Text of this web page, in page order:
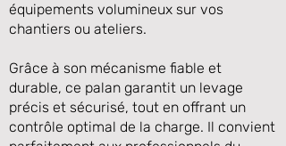
Précédente Suivante
équipements volumineux sur vos
chantiers ou ateliers.
Grâce à son mécanisme fiable et
durable, ce palan garantit un levage
précis et sécurisé, tout en offrant un
contrôle optimal de la charge. Il convient